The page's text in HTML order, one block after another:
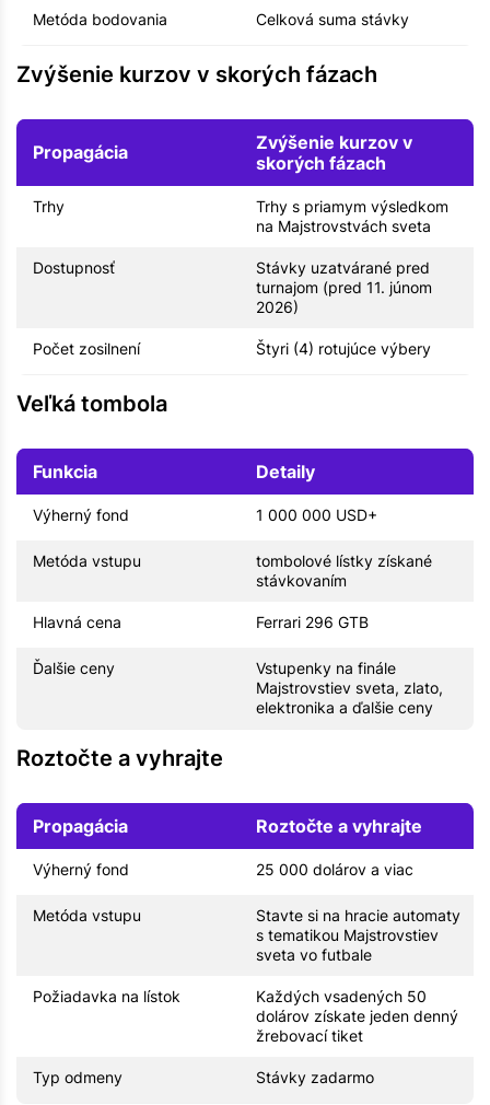
Metóda bodovania Celková suma stávky
Zvýšenie kurzov v skorých fázach
Propagácia
Zvýšenie kurzov v
skorých fázach
Trhy
Trhy s priamym výsledkom
na Majstrovstvách sveta
Dostupnosť
Stávky uzatvárané pred
turnajom (pred 11. júnom
2026)
Počet zosilnení Štyri (4) rotujúce výbery
Veľká tombola
Funkcia Detaily
Výherný fond 1 000 000 USD+
Metóda vstupu
tombolové lístky získané
stávkovaním
Hlavná cena Ferrari 296 GTB
Ďalšie ceny
Vstupenky na finále
Majstrovstiev sveta, zlato,
elektronika a ďalšie ceny
Roztočte a vyhrajte
Propagácia Roztočte a vyhrajte
Výherný fond 25 000 dolárov a viac
Metóda vstupu
Stavte si na hracie automaty
s tematikou Majstrovstiev
sveta vo futbale
Požiadavka na lístok
Každých vsadených 50
dolárov získate jeden denný
žrebovací tiket
Typ odmeny Stávky zadarmo